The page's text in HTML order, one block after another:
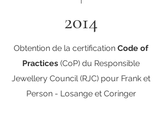
2014
Obtention de la certification Code of
Practices (CoP) du Responsible
Jewellery Council(RJC) pour Frank et
Person - Losange et Coringer